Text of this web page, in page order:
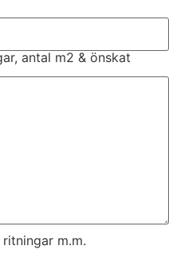
antal m2 & önskat
m.m.